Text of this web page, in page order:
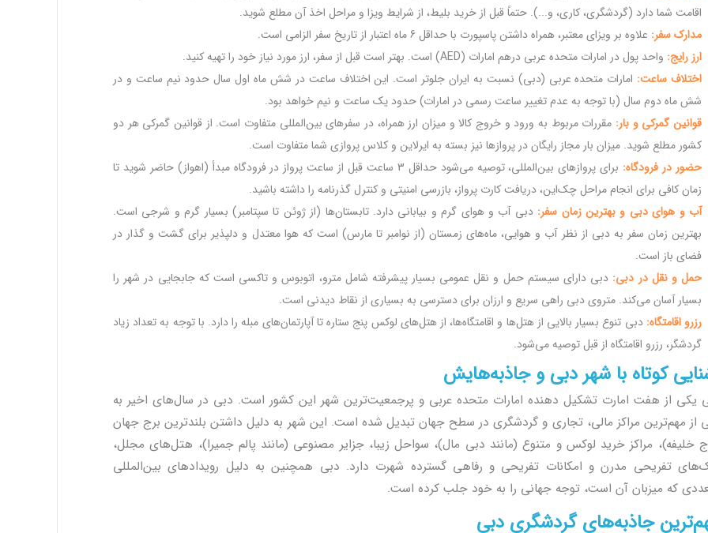
اقامت شما دارد (گردشگری، کاری، و...). حتماً قبل از خرید بلیط، از شرایط ویزا و مراحل اخذ آن مطلع شوید.
مدارک سفر: علاوه بر ویزای معتبر، همراه داشتن پاسپورت با حداقل 6 ماه اعتبار از تاریخ سفر الزامی است.
ارز رایج: واحد پول در امارات متحده عربی درهم امارات (AED) است. بهتر است قبل از سفر، ارز مورد نیاز خود را تهیه کنید.
اختلاف ساعت: امارات متحده عربی (دبی) نسبت به ایران جلوتر است. این اختلاف ساعت در شش ماه اول سال حدود نیم ساعت و در
شش ماه دوم سال (با توجه به عدم تغییر ساعت رسمی در امارات) حدود یک ساعت و نیم خواهد بود.
قوانین گمرکی و بار: مقررات مربوط به ورود و خروج کالا و میزان ارز همراه، در سفرهای بین‌المللی متفاوت است. از قوانین گمرکی هر دو
کشور مطلع شوید. میزان بار مجاز رایگان در پروازها نیز بسته به ایرلاین و کلاس پروازی شما متفاوت است.
حضور در فرودگاه:
برای پروازهای بین‌المللی، توصیه می‌شود حداقل 3 ساعت قبل از ساعت پرواز در فرودگاه مبدأ (اهواز) حاضر شوید تا
زمان کافی برای انجام مراحل چک‌این، دریافت کارت پرواز، بازرسی امنیتی و کنترل گذرنامه را داشته باشید.
آب و هوای دبی و بهترین زمان سفر: دبی آب و هوای گرم و بیابانی دارد. تابستان‌ها (از ژوئن تا سپتامبر) بسیار گرم و شرجی است.
بهترین زمان سفر به دبی از نظر آب و هوایی، ماه‌های زمستان (از نوامبر تا مارس) است که هوا معتدل و دلپذیر برای گشت و گذار در
فضای باز است.
حمل و نقل در دبی: دبی دارای سیستم حمل و نقل عمومی بسیار پیشرفته شامل مترو، اتوبوس و تاکسی است که جابجایی در شهر را
بسیار آسان می‌کند. متروی دبی راهی سریع و ارزان برای دسترسی به بسیاری از نقاط دیدنی است.
رزرو اقامتگاه: دبی تنوع بسیار بالایی از هتل‌ها و اقامتگاه‌ها، از هتل‌های لوکس پنج ستاره تا آپارتمان‌های مبله را دارد. با توجه به تعداد زیاد
گردشگر، رزرو اقامتگاه از قبل توصیه می‌شود.
کوتاه با شهر دبی و جاذبه‌هایش
یکی از هفت امارت تشکیل دهنده امارات متحده عربی و پرجمعیت‌ترین شهر این کشور است. دبی در سال‌های اخیر به
از مهم‌ترین مراکز مالی، تجاری و گردشگری در سطح جهان تبدیل شده است. این شهر به دلیل داشتن بلندترین برج جهان
خلیفه)، مراکز خرید لوکس و متنوع (مانند دبی مال)، سواحل زیبا، جزایر مصنوعی (مانند پالم جمیرا)، هتل‌های مجلل،
تفریحی مدرن و امکانات تفریحی و رفاهی گسترده شهرت دارد. دبی همچنین به دلیل رویدادهای بین‌المللی
که میزبان آن است، توجه جهانی را به خود جلب کرده است.
جاذبه‌های گردشگری دبی